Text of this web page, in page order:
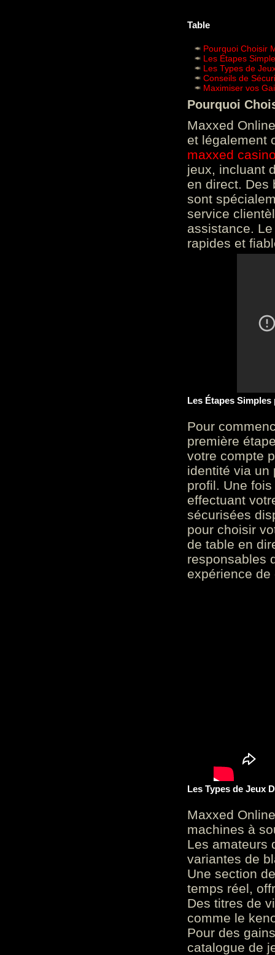
Table
Pourquoi Choisir
Les Étapes
Les Types de
Conseils de
Maximiser vos
Pourquoi
Maxxed
et légalement
maxxed
jeux, incluant
en direct. Des
sont
service
assistance.
rapides et
Les Étapes
Pour
première
votre compte
identité via un
profil. Une
effectuant
sécurisées
pour choisir
de table en
responsables
expérience
Les Types de Jeux
Maxxed
machines à
Les amateurs
variantes de
Une section
temps réel,
Des titres de
comme le
Pour des
catalogue de